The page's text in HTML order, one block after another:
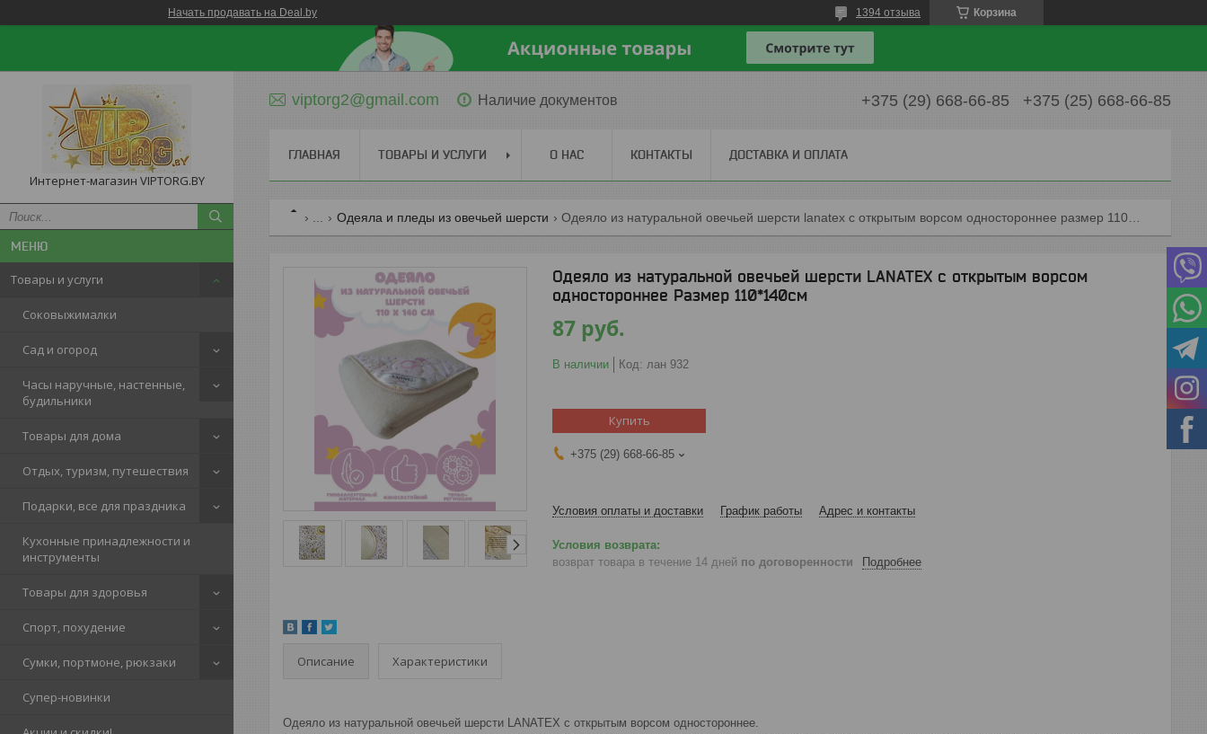
Начать продавать на Deal.by Корзина
1394 отзыва
Интернет-магазин VIPTORG.BY
Товары и услуги
Соковыжималки
Сад и огород
Часы наручные, настенные,
будильники
Товары для дома
Отдых, туризм, путешествия
Подарки, все для праздника
Кухонные принадлежности и
инструменты
Товары для здоровья
Спорт, похудение
Сумки, портмоне, рюкзаки
Супер-новинки
viptorg2@gmail.com Наличие документов +375 (29) 668-66-85 +375 (25) 668-66-85
ГЛАВНАЯ ТОВАРЫ И УСЛУГИ О НАС КОНТАКТЫ ДОСТАВКА И ОПЛАТА
Одеяла и пледы из овечьей шерсти
Одеяло из натуральной овечьей шерсти LANATEX с открытым ворсом
одностороннее Размер 110*140см
87 руб.
В наличии Код: лан 932
Купить
+375 (29) 668-66-85
Условия оплаты и доставки График работы Адрес и контакты
возврат товара в течение 14 дней по договоренности Подробнее
Описание Характеристики
Одеяло из натуральной овечьей шерсти LANATEX с открытым ворсом одностороннее.